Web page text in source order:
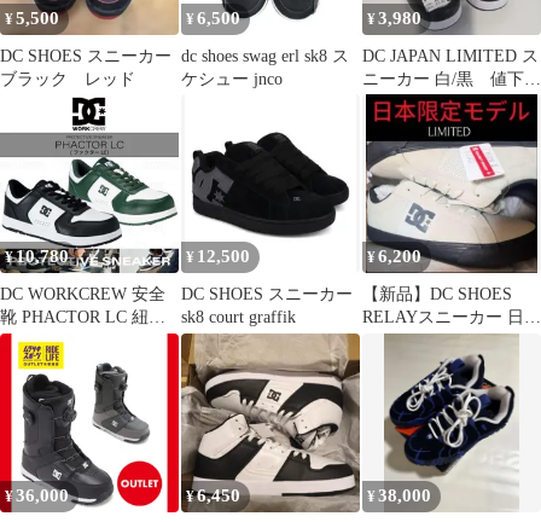
¥5,500
DC SHOES スニーカー
ブラック レッド
¥ 6,500
dc shoes swag erl sk8 ス
ケシュー jnco
¥3,980
DC JAPAN LIMITED ス
ニーカー 白/黒 値下げ
中です
¥10,780
DC WORKCREW 安全
靴 PHACTOR LC 紐タ
イプ ローカット JSAA
A種認定 プロテクティ
ブスニーカー ワークシ
ューズ メンズ DC
SHOES DP 005705
¥ 12,500
DC SHOES スニーカー
sk8 court graffik
¥6,200
【新品】DC SHOES
RELAYスニーカー 日本
限定モデル 29cm
¥36,000 ¥6,450 ¥38,000